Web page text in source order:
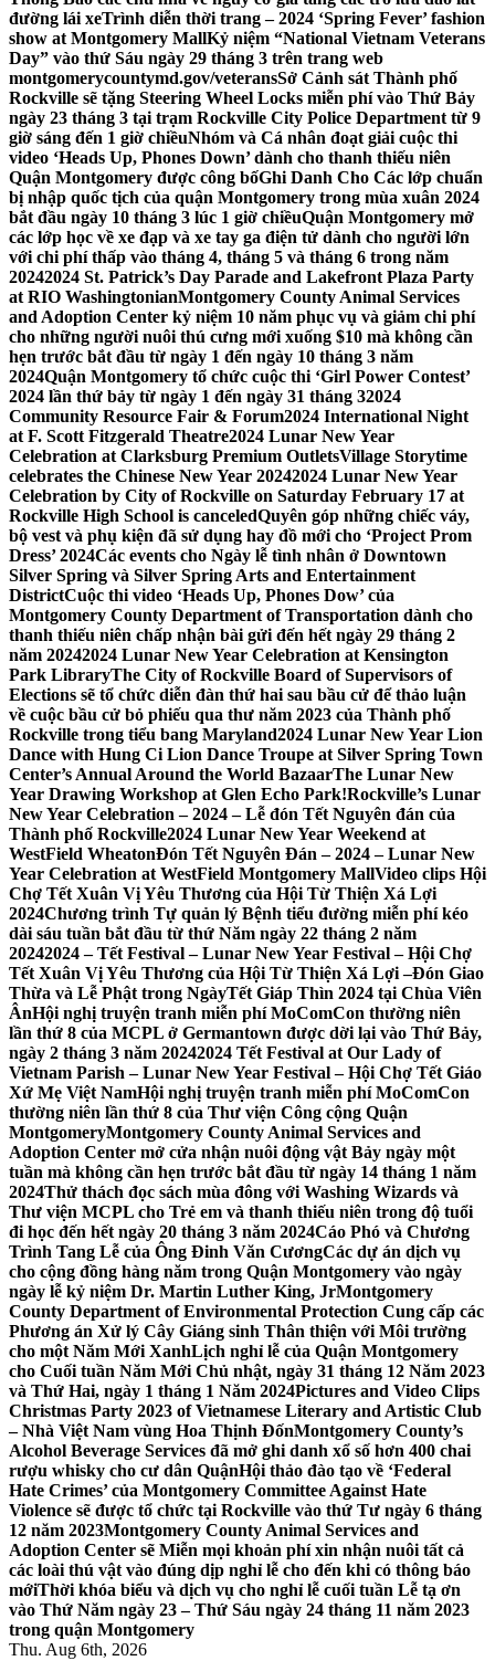
đường lái xeTrình diễn thời trang – 2024 ‘Spring Fever’ fashion
show at Montgomery MallKỷ niệm “National Vietnam Veterans
Day” vào thứ Sáu ngày 29 tháng 3 trên trang web
montgomerycountymd.gov/veteransSở Cảnh sát Thành phố
Rockville sẽ tặng Steering Wheel Locks miễn phí vào Thứ Bảy
ngày 23 tháng 3 tại trạm Rockville City Police Department từ 9
giờ sáng đến 1 giờ chiềuNhóm và Cá nhân đoạt giải cuộc thi
video ‘Heads Up, Phones Down’ dành cho thanh thiếu niên
Quận Montgomery được công bốGhi Danh Cho Các lớp chuẩn
bị nhập quốc tịch của quận Montgomery trong mùa xuân 2024
bắt đầu ngày 10 tháng 3 lúc 1 giờ chiềuQuận Montgomery mở
các lớp học về xe đạp và xe tay ga điện tử dành cho người lớn
với chi phí thấp vào tháng 4, tháng 5 và tháng 6 trong năm
20242024 St. Patrick’s Day Parade and Lakefront Plaza Party
at RIO WashingtonianMontgomery County Animal Services
and Adoption Center kỷ niệm 10 năm phục vụ và giảm chi phí
cho những người nuôi thú cưng mới xuống $10 mà không cần
hẹn trước bắt đầu từ ngày 1 đến ngày 10 tháng 3 năm
2024Quận Montgomery tổ chức cuộc thi ‘Girl Power Contest’
2024 lần thứ bảy từ ngày 1 đến ngày 31 tháng 32024
Community Resource Fair & Forum2024 International Night
at F. Scott Fitzgerald Theatre2024 Lunar New Year
Celebration at Clarksburg Premium OutletsVillage Storytime
celebrates the Chinese New Year 20242024 Lunar New Year
Celebration by City of Rockville on Saturday February 17 at
Rockville High School is canceledQuyên góp những chiếc váy,
bộ vest và phụ kiện đã sử dụng hay đồ mới cho ‘Project Prom
Dress’ 2024Các events cho Ngày lễ tình nhân ở Downtown
Silver Spring và Silver Spring Arts and Entertainment
DistrictCuộc thi video ‘Heads Up, Phones Dow’ của
Montgomery County Department of Transportation dành cho
thanh thiếu niên chấp nhận bài gửi đến hết ngày 29 tháng 2
năm 20242024 Lunar New Year Celebration at Kensington
Park LibraryThe City of Rockville Board of Supervisors of
Elections sẽ tổ chức diễn đàn thứ hai sau bầu cử để thảo luận
về cuộc bầu cử bỏ phiếu qua thư năm 2023 của Thành phố
Rockville trong tiểu bang Maryland2024 Lunar New Year Lion
Dance with Hung Ci Lion Dance Troupe at Silver Spring Town
Center’s Annual Around the World BazaarThe Lunar New
Year Drawing Workshop at Glen Echo Park!Rockville’s Lunar
New Year Celebration – 2024 – Lễ đón Tết Nguyên đán của
Thành phố Rockville2024 Lunar New Year Weekend at
WestField WheatonĐón Tết Nguyên Đán – 2024 – Lunar New
Year Celebration at WestField Montgomery MallVideo clips Hội
Chợ Tết Xuân Vị Yêu Thương của Hội Từ Thiện Xá Lợi
2024Chương trình Tự quản lý Bệnh tiểu đường miễn phí kéo
dài sáu tuần bắt đầu từ thứ Năm ngày 22 tháng 2 năm
20242024 – Tết Festival – Lunar New Year Festival – Hội Chợ
Tết Xuân Vị Yêu Thương của Hội Từ Thiện Xá Lợi –Đón Giao
Thừa và Lễ Phật trong NgàyTết Giáp Thìn 2024 tại Chùa Viên
ÂnHội nghị truyện tranh miễn phí MoComCon thường niên
lần thứ 8 của MCPL ở Germantown được dời lại vào Thứ Bảy,
ngày 2 tháng 3 năm 20242024 Tết Festival at Our Lady of
Vietnam Parish – Lunar New Year Festival – Hội Chợ Tết Giáo
Xứ Mẹ Việt NamHội nghị truyện tranh miễn phí MoComCon
thường niên lần thứ 8 của Thư viện Công cộng Quận
MontgomeryMontgomery County Animal Services and
Adoption Center mở cửa nhận nuôi động vật Bảy ngày một
tuần mà không cần hẹn trước bắt đầu từ ngày 14 tháng 1 năm
2024Thử thách đọc sách mùa đông với Washing Wizards và
Thư viện MCPL cho Trẻ em và thanh thiếu niên trong độ tuổi
đi học đến hết ngày 20 tháng 3 năm 2024Cáo Phó và Chương
Trình Tang Lễ của Ông Đinh Văn CươngCác dự án dịch vụ
cho cộng đồng hàng năm trong Quận Montgomery vào ngày
ngày lễ kỷ niệm Dr. Martin Luther King, JrMontgomery
County Department of Environmental Protection Cung cấp các
Phương án Xử lý Cây Giáng sinh Thân thiện với Môi trường
cho một Năm Mới XanhLịch nghỉ lễ của Quận Montgomery
cho Cuối tuần Năm Mới Chủ nhật, ngày 31 tháng 12 Năm 2023
và Thứ Hai, ngày 1 tháng 1 Năm 2024Pictures and Video Clips
Christmas Party 2023 of Vietnamese Literary and Artistic Club
– Nhà Việt Nam vùng Hoa Thịnh ĐốnMontgomery County’s
Alcohol Beverage Services đã mở ghi danh xổ số hơn 400 chai
rượu whisky cho cư dân QuậnHội thảo đào tạo về ‘Federal
Hate Crimes’ của Montgomery Committee Against Hate
Violence sẽ được tổ chức tại Rockville vào thứ Tư ngày 6 tháng
12 năm 2023Montgomery County Animal Services and
Adoption Center sẽ Miễn mọi khoản phí xin nhận nuôi tất cả
các loài thú vật vào đúng dịp nghỉ lễ cho đến khi có thông báo
mớiThời khóa biểu và dịch vụ cho nghỉ lễ cuối tuần Lễ tạ ơn
vào Thứ Năm ngày 23 – Thứ Sáu ngày 24 tháng 11 năm 2023
trong quận Montgomery
Thu. Aug 6th, 2026